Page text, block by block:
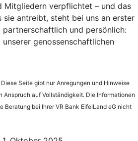
Mitgliedern verpflichtet – und das
sie antreibt, steht bei uns an erster
partnerschaftlich und persönlich:
genossenschaftlichen
Diese Seite gibt nur Anregungen und Hinweise
Anspruch auf Vollständigkeit. Die Informationen
Beratung bei Ihrer VR Bank EifelLand eG nicht